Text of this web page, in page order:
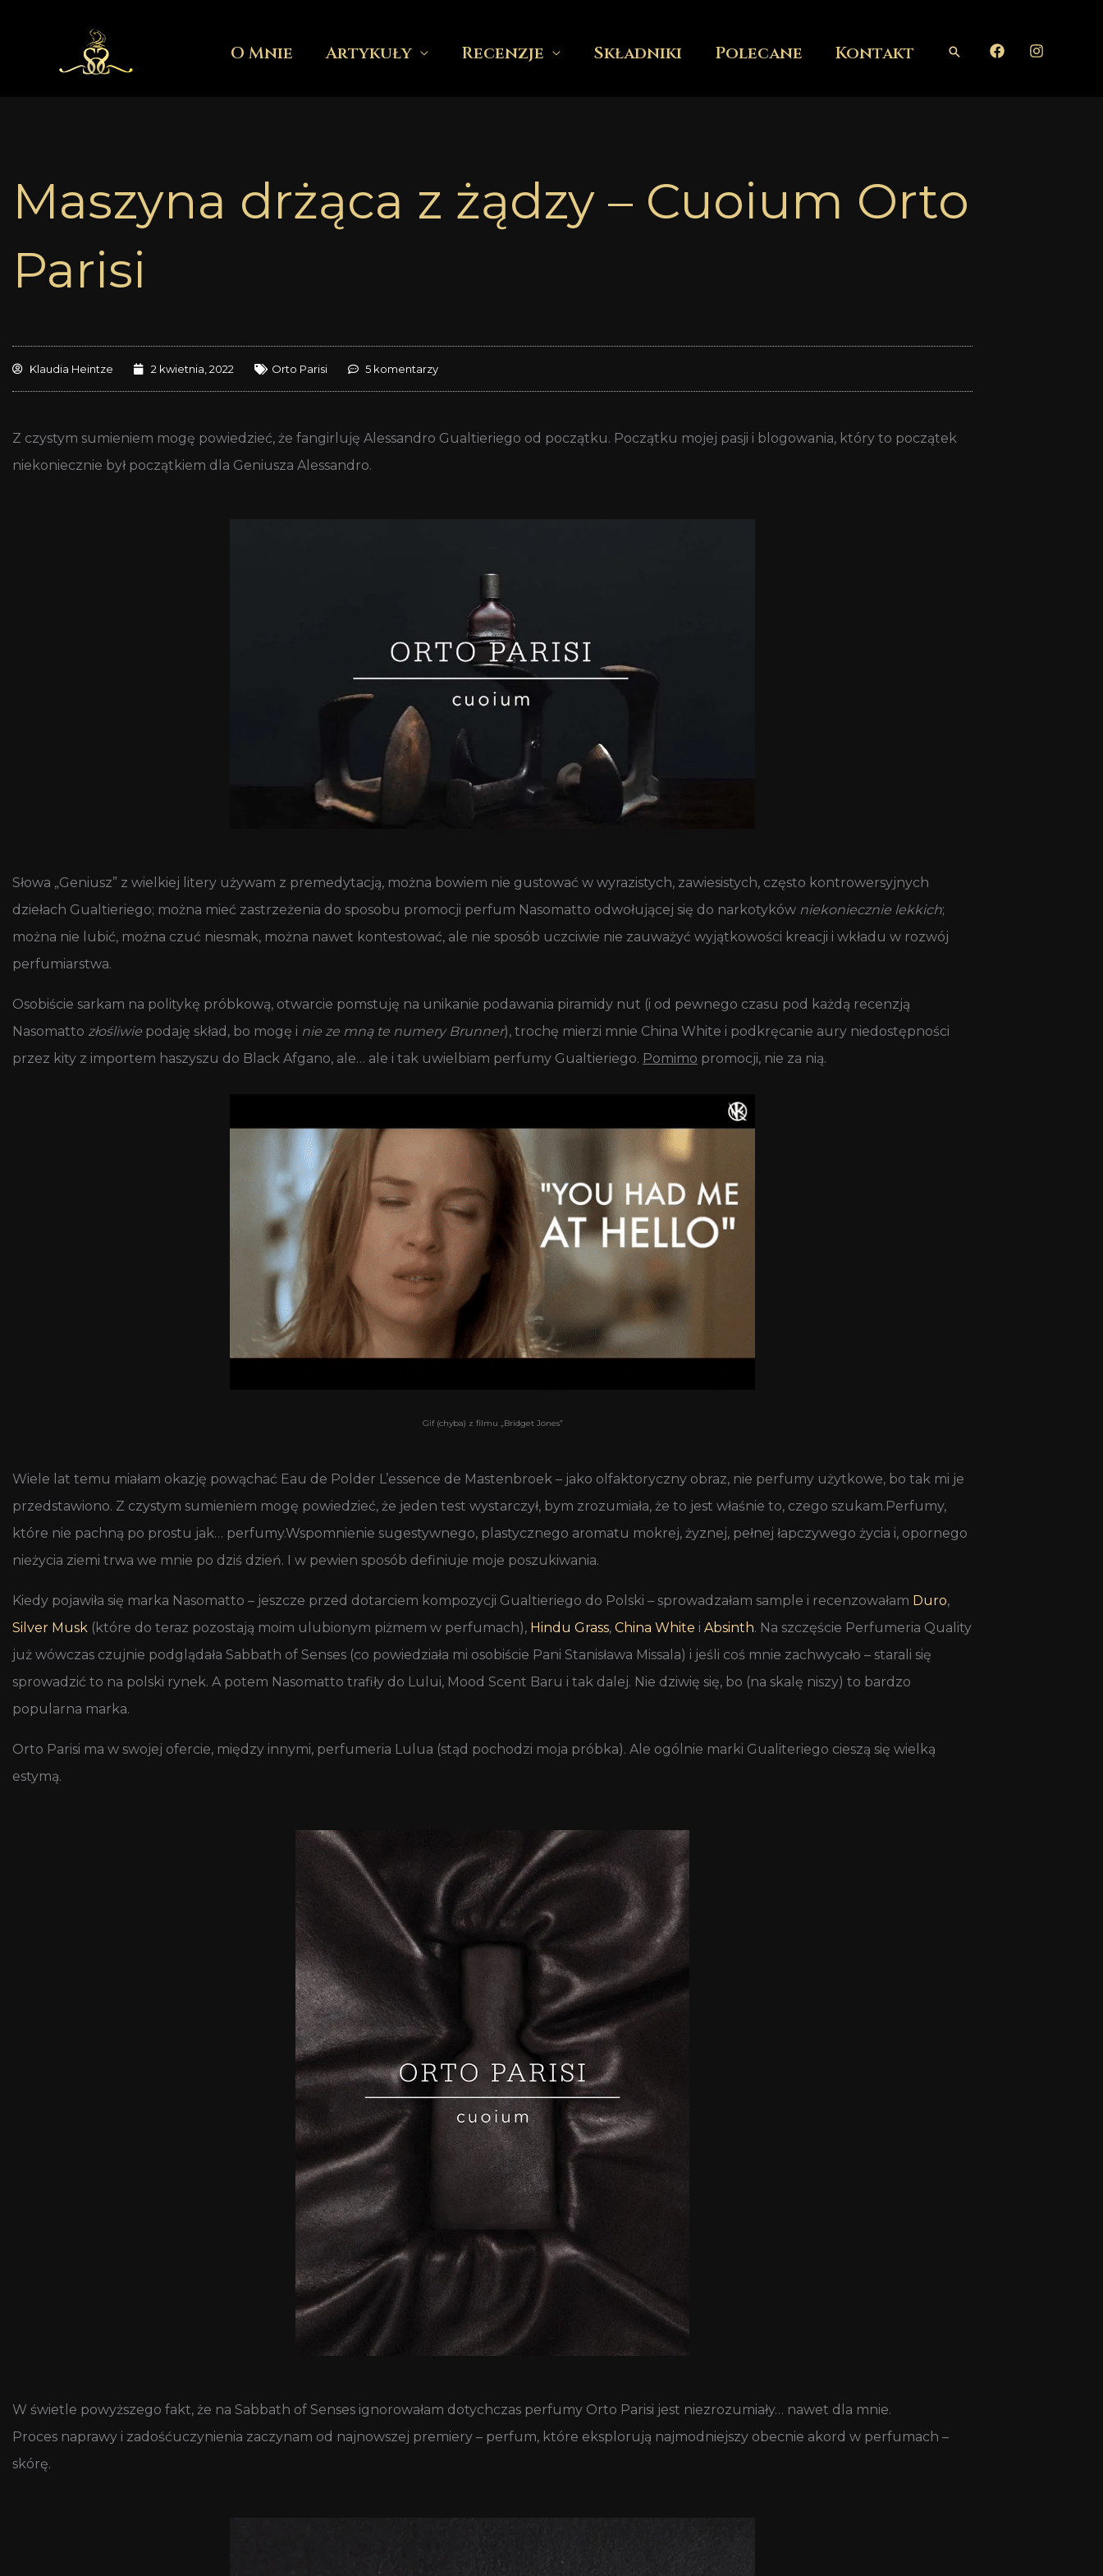
O Mnie Artykuły Recenzje Składniki Polecane Kontakt Szukaj
Maszyna drżąca z żądzy – Cuoium Orto
Parisi
Klaudia Heintze 2 kwietnia, 2022 Orto Parisi 5 komentarzy
Z czystym sumieniem mogę powiedzieć, że fangirluję Alessandro Gualtieriego od początku. Początku mojej pasji i blogowania, który to początek
niekoniecznie był początkiem dla Geniusza Alessandro.
Słowa „Geniusz” z wielkiej litery używam z premedytacją, można bowiem nie gustować w wyrazistych, zawiesistych, często kontrowersyjnych
dziełach Gualtieriego; można mieć zastrzeżenia do sposobu promocji perfum Nasomatto odwołującej się do narkotyków niekoniecznie lekkich;
można nie lubić, można czuć niesmak, można nawet kontestować, ale nie sposób uczciwie nie zauważyć wyjątkowości kreacji i wkładu w rozwój
perfumiarstwa.
Osobiście sarkam na politykę próbkową, otwarcie pomstuję na unikanie podawania piramidy nut (i od pewnego czasu pod każdą recenzją
Nasomatto złośliwie podaję skład, bo mogę i nie ze mną te numery Brunner), trochę mierzi mnie China White i podkręcanie aury niedostępności
przez kity z importem haszyszu do Black Afgano, ale… ale i tak uwielbiam perfumy Gualtieriego. Pomimo promocji, nie za nią.
Gif (chyba) z filmu „Bridget Jones”
Wiele lat temu miałam okazję powąchać Eau de Polder L’essence de Mastenbroek – jako olfaktoryczny obraz, nie perfumy użytkowe, bo tak mi je
przedstawiono. Z czystym sumieniem mogę powiedzieć, że jeden test wystarczył, bym zrozumiała, że to jest właśnie to, czego szukam.Perfumy,
które nie pachną po prostu jak… perfumy.Wspomnienie sugestywnego, plastycznego aromatu mokrej, żyznej, pełnej łapczywego życia i, opornego
nieżycia ziemi trwa we mnie po dziś dzień. I w pewien sposób definiuje moje poszukiwania.
Kiedy pojawiła się marka Nasomatto – jeszcze przed dotarciem kompozycji Gualtieriego do Polski – sprowadzałam sample i recenzowałam Duro,
Silver Musk (które do teraz pozostają moim ulubionym piżmem w perfumach), Hindu Grass, China White i Absinth. Na szczęście Perfumeria Quality
już wówczas czujnie podglądała Sabbath of Senses (co powiedziała mi osobiście Pani Stanisława Missala) i jeśli coś mnie zachwycało – starali się
sprowadzić to na polski rynek. A potem Nasomatto trafiły do Lului, Mood Scent Baru i tak dalej. Nie dziwię się, bo (na skalę niszy) to bardzo
popularna marka.
Orto Parisi ma w swojej ofercie, między innymi, perfumeria Lulua (stąd pochodzi moja próbka). Ale ogólnie marki Gualiteriego cieszą się wielką
estymą.
W świetle powyższego fakt, że na Sabbath of Senses ignorowałam dotychczas perfumy Orto Parisi jest niezrozumiały… nawet dla mnie.
Proces naprawy i zadośćuczynienia zaczynam od najnowszej premiery – perfum, które eksplorują najmodniejszy obecnie akord w perfumach –
skórę.